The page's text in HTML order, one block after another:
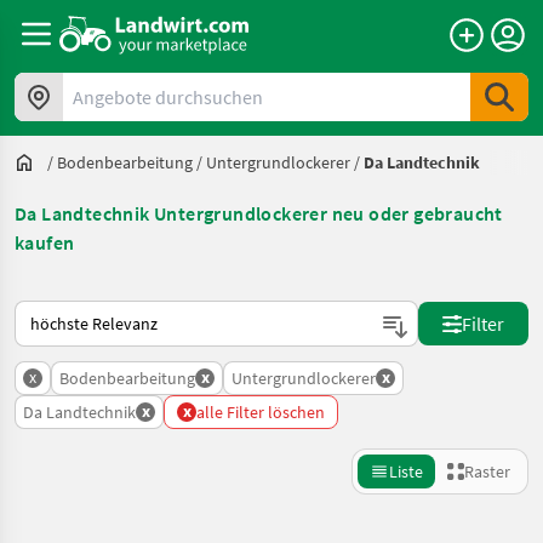
Angebote durchsuchen
/ Bodenbearbeitung / Untergrundlockerer / Da Landtechnik
Da Landtechnik Untergrundlockerer neu oder gebraucht
kaufen
So wird auf Landwirt.com sortiert
Filter
x Bodenbearbeitung x Untergrundlockerer x
Da Landtechnik x x alle Filter löschen
Liste Raster